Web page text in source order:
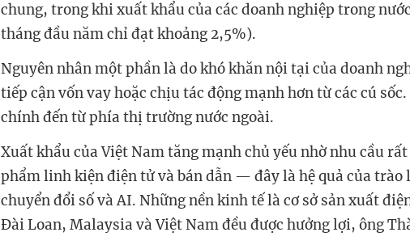
chung, trong khi xuất khẩu của các doanh nghiệp trong
tháng đầu năm chỉ đạt khoảng 2,5%).
Nguyên nhân một phần là do khó khăn nội tại của doanh
tiếp cận vốn vay hoặc chịu tác động mạnh hơn từ các cú
chính đến từ phía thị trường nước ngoài.
Xuất khẩu của Việt Nam tăng mạnh chủ yếu nhờ nhu cầu
phẩm linh kiện điện tử và bán dẫn — đây là hệ quả của trào
chuyển đổi số và AI. Những nền kinh tế là cơ sở sản xuất
Đài Loan, Malaysia và Việt Nam đều được hưởng lợi, ông